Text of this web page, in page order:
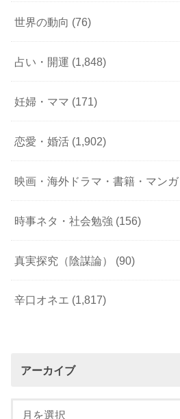
世界の動向 (76)
占い・開運 (1,848)
妊婦・ママ (171)
恋愛・婚活 (1,902)
映画・海外ドラマ・書籍・マンガ
時事ネタ・社会勉強 (156)
真実探究（陰謀論） (90)
辛口オネエ (1,817)
アーカイブ